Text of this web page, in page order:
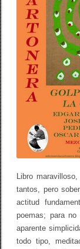
Libro
tantos, pero
actitud
poemas; para
aparente
todo tipo,